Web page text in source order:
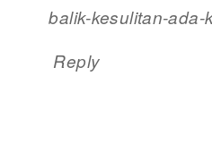
balik-kesulitan-ada-
Reply